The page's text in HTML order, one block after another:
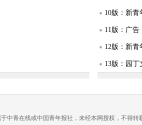
10版：新
11版：广告
12版：新青
13版：园丁
16版：广告
中青在线或中国青年报社，未经本网授权，不得